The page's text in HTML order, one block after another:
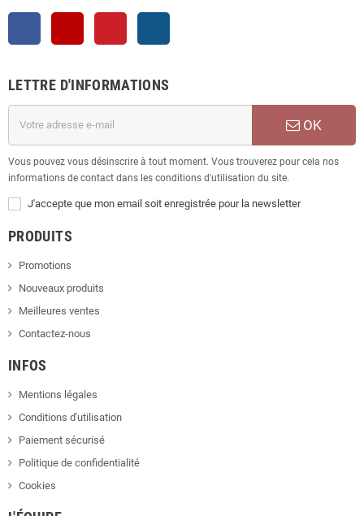
Facebook YouTube Pinterest
LETTRE D'INFORMATIONS
OK
Vous pouvez vous désinscrire à tout moment. Vous trouverez pour cela nos
informations de contact dans les conditions d'utilisation du site.
J'accepte que mon email soit enregistrée pour la newsletter
PRODUITS
Promotions
Nouveaux produits
Meilleures ventes
Contactez-nous
INFOS
Mentions légales
Conditions d'utilisation
Paiement sécurisé
Politique de confidentialité
Cookies